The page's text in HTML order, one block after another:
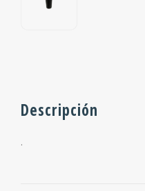
Descripción
.